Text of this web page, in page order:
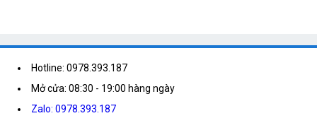
Hotline: 0978.393.187
Mở cửa: 08:30 - 19:00 hàng ngày
Zalo: 0978.393.187